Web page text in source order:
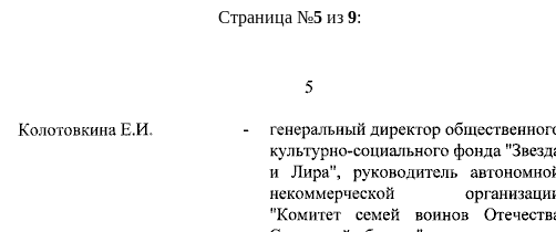
Страница №5из 9: